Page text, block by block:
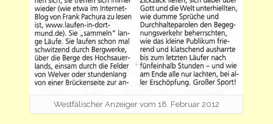
Westfälischer Anzeiger vom 18. Februar 2012